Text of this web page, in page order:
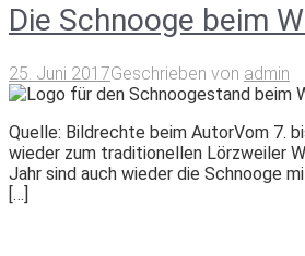
Die Schnooge beim
25. Juni 2017Geschrieben von admin
Quelle: Bildrechte beim AutorVom 7.
wieder zum traditionellen Lörzweiler
Jahr sind auch wieder die Schnooge
[…]